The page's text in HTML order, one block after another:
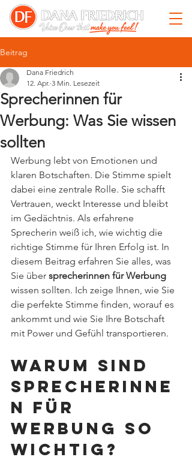
Beitrag
Sprecherinnen für
Werbung: Was Sie wissen
sollten
Dana Friedrich
12. Apr. 3 Min. Lesezeit
Werbung lebt von Emotionen und
klaren Botschaften. Die Stimme spielt
dabei eine zentrale Rolle. Sie schafft
Vertrauen, weckt Interesse und bleibt
im Gedächtnis. Als erfahrene
Sprecherin weiß ich, wie wichtig die
richtige Stimme für Ihren Erfolg ist. In
diesem Beitrag erfahren Sie alles, was
Sie über sprecherinnen für Werbung
wissen sollten. Ich zeige Ihnen, wie Sie
die perfekte Stimme finden, worauf es
ankommt und wie Sie Ihre Botschaft
mit Power und Gefühl transportieren.
Warum sind
Sprecherinne
n für
Werbung so
wichtig?